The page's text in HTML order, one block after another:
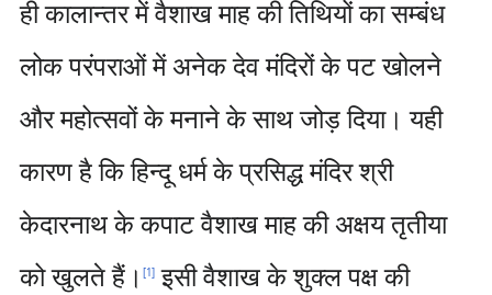
ही कालान्तर में वैशाख माह की तिथियों का सम्बंध
लोक परंपराओं में अनेक देव मंदिरों के पट खोलने
और महोत्सवों के मनाने के साथ जोड़ दिया। यही
कारण है कि हिन्दू धर्म के प्रसिद्ध मंदिर श्री
केदारनाथ के कपाट वैशाख माह की अक्षय तृतीया
को खुलते हैं। [1]इसी वैशाख के शुक्ल पक्ष की